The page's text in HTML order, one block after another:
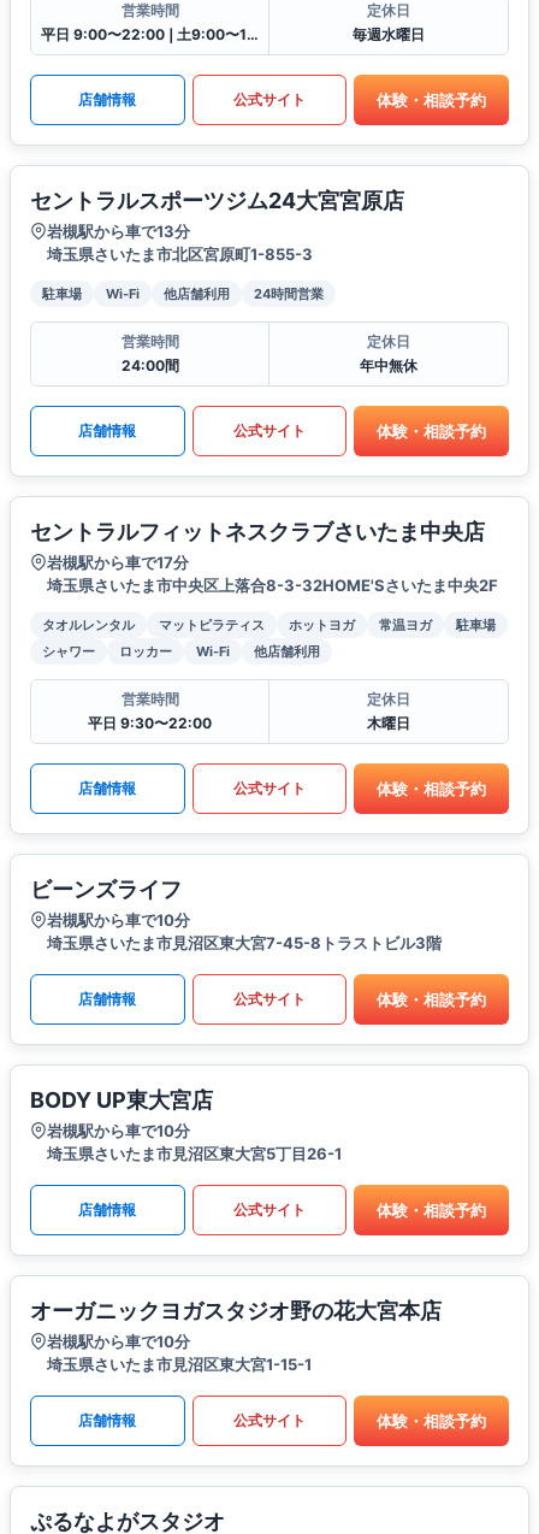
営業時間
平日 9:00〜22:00❘土9:00〜19:00❘日9:00〜17:00❘祝9:00〜16:30
定休日
毎週水曜日
店舗情報 公式サイト 体験・相談予約
セントラルスポーツジム24大宮宮原店
岩槻駅から車で13分
埼玉県さいたま市北区宮原町1-855-3
駐車場 Wi-Fi 他店舗利用 24時間営業
営業時間
24:00間
定休日
年中無休
店舗情報 公式サイト 体験・相談予約
セントラルフィットネスクラブさいたま中央店
岩槻駅から車で17分
埼玉県さいたま市中央区上落合8-3-32HOME'Sさいたま中央2F
タオルレンタル マットピラティス ホットヨガ 常温ヨガ
駐車場
シャワー
ロッカー Wi-Fi 他店舗利用
営業時間
平日 9:30〜22:00
定休日
木曜日
店舗情報 公式サイト 体験・相談予約
ビーンズライフ
岩槻駅から車で10分
埼玉県さいたま市見沼区東大宮7-45-8トラストビル3階
店舗情報 公式サイト 体験・相談予約
BODY UP東大宮店
岩槻駅から車で10分
埼玉県さいたま市見沼区東大宮5丁目26-1
店舗情報 公式サイト 体験・相談予約
オーガニックヨガスタジオ野の花大宮本店
岩槻駅から車で10分
埼玉県さいたま市見沼区東大宮1-15-1
店舗情報 公式サイト 体験・相談予約
ぷるなよがスタジオ